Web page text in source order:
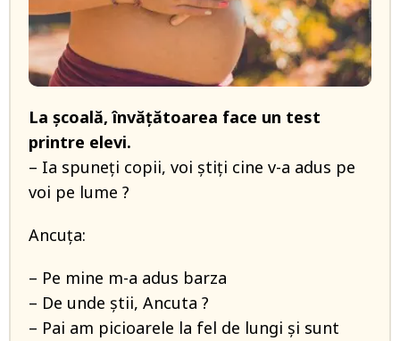
La școală, învățătoarea face un test
printre elevi.
– Ia spuneți copii, voi știți cine v-a adus pe
voi pe lume ?
Ancuța:
– Pe mine m-a adus barza
– De unde știi, Ancuta ?
– Pai am picioarele la fel de lungi și sunt